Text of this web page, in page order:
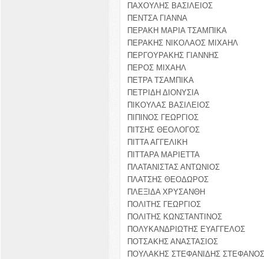
ΠΑΧΟΥΛΗΣ ΒΑΣΙΛΕΙΟΣ
ΠΕΝΤΣΑ ΓΙΑΝΝΑ
ΠΕΡΑΚΗ ΜΑΡΙΑ ΤΣΑΜΠΙΚΑ
ΠΕΡΑΚΗΣ ΝΙΚΟΛΑΟΣ ΜΙΧΑΗΛ
ΠΕΡΓΟΥΡΑΚΗΣ ΓΙΑΝΝΗΣ
ΠΕΡΟΣ ΜΙΧΑΗΛ
ΠΕΤΡΑ ΤΣΑΜΠΙΚΑ
ΠΕΤΡΙΔΗ ΔΙΟΝΥΣΙΑ
ΠΙΚΟΥΛΑΣ ΒΑΣΙΛΕΙΟΣ
ΠΙΠΙΝΟΣ ΓΕΩΡΓΙΟΣ
ΠΙΤΣΗΣ ΘΕΟΛΟΓΟΣ
ΠΙΤΤΑ ΑΓΓΕΛΙΚΗ
ΠΙΤΤΑΡΑ ΜΑΡΙΕΤΤΑ
ΠΛΑΤΑΝΙΣΤΑΣ ΑΝΤΩΝΙΟΣ
ΠΛΑΤΣΗΣ ΘΕΟΔΩΡΟΣ
ΠΛΕΞΙΔΑ ΧΡΥΣΑΝΘΗ
ΠΟΛΙΤΗΣ ΓΕΩΡΓΙΟΣ
ΠΟΛΙΤΗΣ ΚΩΝΣΤΑΝΤΙΝΟΣ
ΠΟΛΥΚΑΝΔΡΙΩΤΗΣ ΕΥΑΓΓΕΛΟΣ
ΠΟΤΣΑΚΗΣ ΑΝΑΣΤΑΣΙΟΣ
ΠΟΥΛΑΚΗΣ ΣΤΕΦΑΝΙΔΗΣ ΣΤΕΦΑΝΟΣ